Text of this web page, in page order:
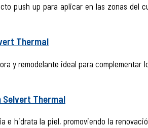
push up para aplicar en las zonas del
Thermal
y remodelante ideal para
Selvert Thermal
e hidrata la piel, promoviendo la